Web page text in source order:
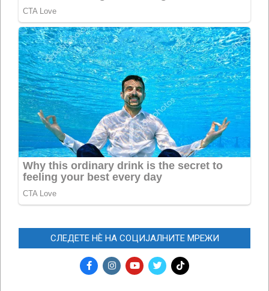
СЛЕДЕТЕ НЀ НА СОЦИЈАЛНИТЕ МРЕЖИ